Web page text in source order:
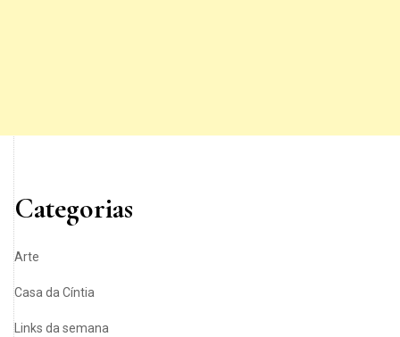
Categorias
Arte
Casa da Cíntia
Links da semana